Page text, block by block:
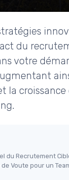
du
votre
la croissance
du Recrutement
de Voute pour un